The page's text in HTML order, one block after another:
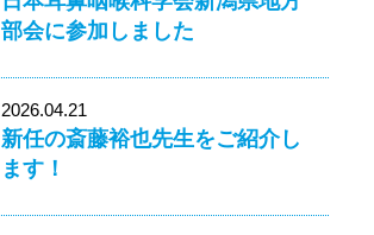
部会に参加しました
2026.04.21
新任の斎藤裕也先生をご紹介し
ます！